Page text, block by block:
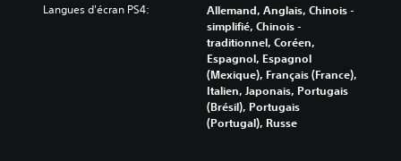
Langues d'écran PS4:
Allemand, Anglais, Chinois -
simplifié, Chinois -
traditionnel, Coréen,
Espagnol, Espagnol
(Mexique), Français (France),
Italien, Japonais, Portugais
(Brésil), Portugais
(Portugal), Russe